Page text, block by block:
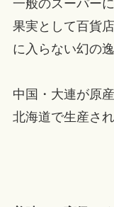
一般のスーパー
果実として百貨
に入らない幻の逸
中国・大連が原
北海道で生産され